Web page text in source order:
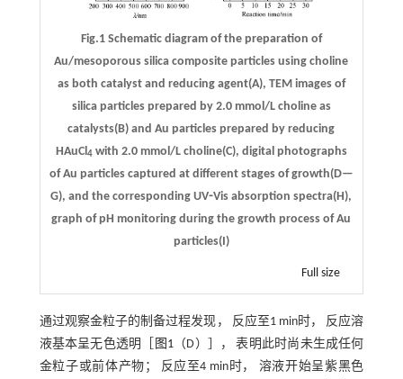
Fig.1 Schematic diagram of the preparation of
Au/mesoporous silica composite particles using choline
as both catalyst and reducing agent(A), TEM images of
silica particles prepared by 2.0 mmol/L choline as
catalysts(B) and Au particles prepared by reducing
HAuCl 4with 2.0 mmol/L choline(C), digital photographs
of Au particles captured at different stages of growth(D—
G), and the corresponding UV⁃Vis absorption spectra(H),
graph of pH monitoring during the growth process of Au
particles(I)
Full size
通过观察金粒子的制备过程发现， 反应至1 min时， 反应溶
液基本呈无色透明［
图1（D）］， 表明此时尚未生成任何
金粒子或前体产物； 反应至4 min时， 溶液开始呈紫黑色